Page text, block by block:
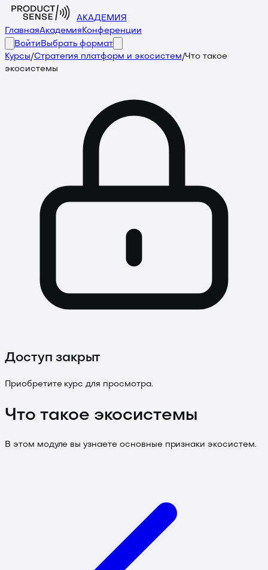
АКАДЕМИЯ
ГлавнаяАкадемия Конференции
Войти Выбрать формат
Курсы/Стратегия платформ и экосистем/Что такое
экосистемы
Доступ закрыт
Приобретите курс для просмотра.
Что такое экосистемы
В этом модуле вы узнаете основные признаки экосистем.